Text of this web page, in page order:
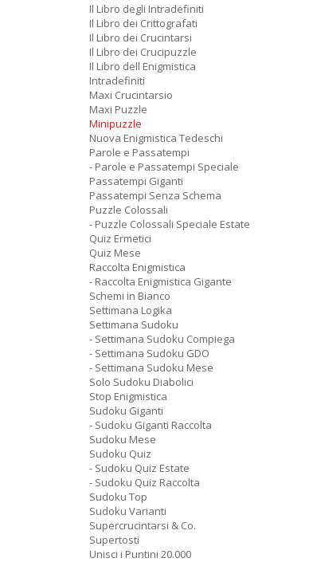
Il Libro degli Intradefiniti
Il Libro dei Crittografati
Il Libro dei Crucintarsi
Il Libro dei Crucipuzzle
Il Libro dell Enigmistica
Intradefiniti
Maxi Crucintarsio
Maxi Puzzle
Minipuzzle
Nuova Enigmistica Tedeschi
Parole e Passatempi
- Parole e Passatempi Speciale
Passatempi Giganti
Passatempi Senza Schema
Puzzle Colossali
- Puzzle Colossali Speciale Estate
Quiz Ermetici
Quiz Mese
Raccolta Enigmistica
- Raccolta Enigmistica Gigante
Schemi in Bianco
Settimana Logika
Settimana Sudoku
- Settimana Sudoku Compiega
- Settimana Sudoku GDO
- Settimana Sudoku Mese
Solo Sudoku Diabolici
Stop Enigmistica
Sudoku Giganti
- Sudoku Giganti Raccolta
Sudoku Mese
Sudoku Quiz
- Sudoku Quiz Estate
- Sudoku Quiz Raccolta
Sudoku Top
Sudoku Varianti
Supercrucintarsi & Co.
Supertosti
Unisci i Puntini 20.000